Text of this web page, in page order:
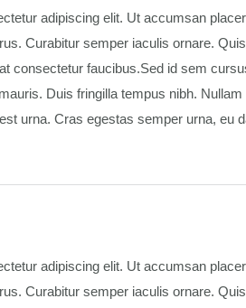
adipiscing elit. Ut accumsan
Curabitur semper iaculis ornare.
consectetur faucibus.Sed id sem
Duis fringilla tempus nibh.
urna. Cras egestas semper urna, eu
adipiscing elit. Ut accumsan
Curabitur semper iaculis ornare.